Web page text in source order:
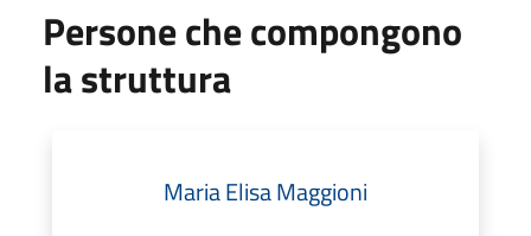
Persone che compongono
la struttura
Maria Elisa Maggioni